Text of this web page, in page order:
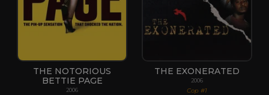
THE NOTORIOUS
BETTIE PAGE
2006
THE EXONERATED
2006
Cop #1